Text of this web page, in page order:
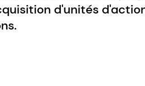
d'unités